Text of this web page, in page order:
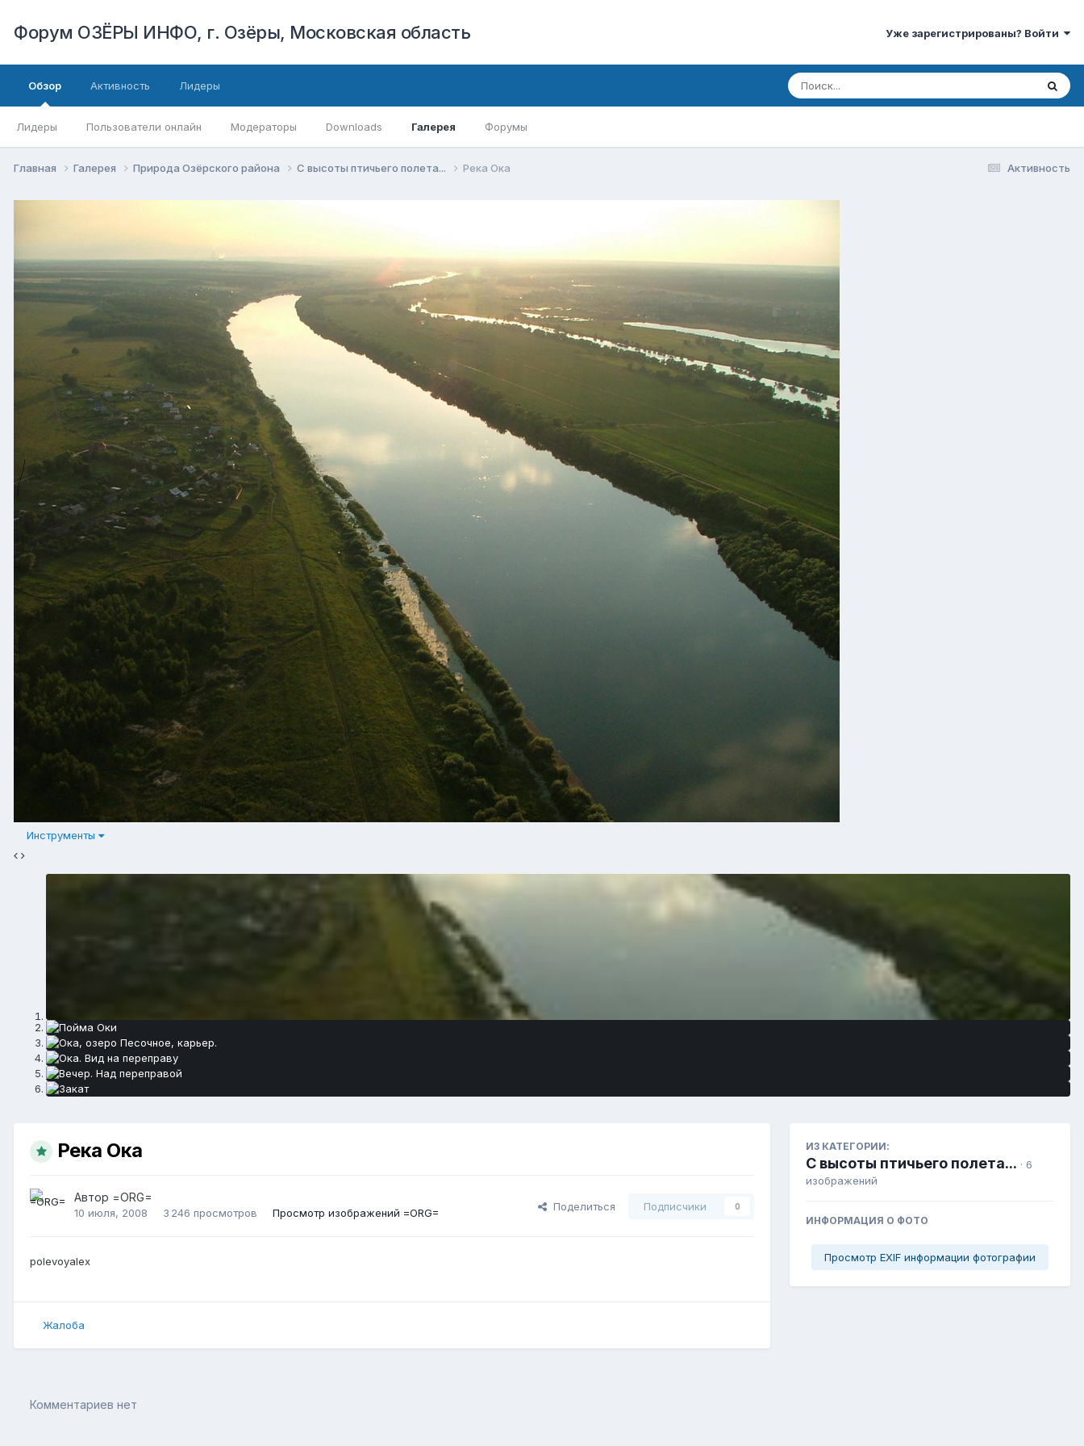
Форум ОЗЁРЫ ИНФО, г. Озёры, Московская область Уже зарегистрированы? Войти
Обзор
Лидеры Пользователи онлайн Модераторы Downloads Галерея Форумы
Активность Лидеры
Активность
Главная Галерея Природа Озёрского района C высоты птичьего полета... Река Ока
Инструменты
Река Ока
Автор =ORG=
10 июля, 2008 3 246 просмотров Просмотр изображений =ORG=
Поделиться Подписчики 0
polevoyalex
Жалоба
ИЗ КАТЕГОРИИ:
C высоты птичьего полета... · 6
изображений
ИНФОРМАЦИЯ О ФОТО
Просмотр EXIF информации фотографии
Комментариев нет